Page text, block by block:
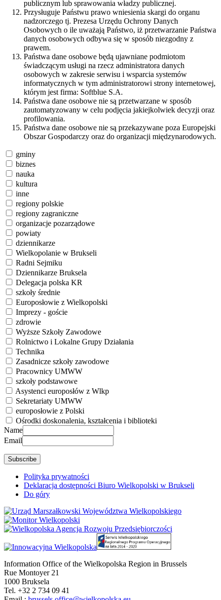
publicznym lub sprawowania władzy publicznej.
Przysługuje Państwu prawo wniesienia skargi do organu
nadzorczego tj. Prezesa Urzędu Ochrony Danych
Osobowych o ile uważają Państwo, iż przetwarzanie Państwa
danych osobowych odbywa się w sposób niezgodny z
prawem.
Państwa dane osobowe będą ujawniane podmiotom
świadczącym usługi na rzecz administratora danych
osobowych w zakresie serwisu i wsparcia systemów
informatycznych w tym administratorowi strony internetowej,
którym jest firma: Softblue S.A.
Państwa dane osobowe nie są przetwarzane w sposób
zautomatyzowany w celu podjęcia jakiejkolwiek decyzji oraz
profilowania.
Państwa dane osobowe nie są przekazywane poza Europejski
Obszar Gospodarczy oraz do organizacji międzynarodowych.
gminy
biznes
nauka
kultura
inne
regiony polskie
regiony zagraniczne
organizacje pozarządowe
powiaty
dziennikarze
Wielkopolanie w Brukseli
Radni Sejmiku
Dziennikarze Bruksela
Delegacja polska KR
szkoły średnie
Europosłowie z Wielkopolski
Imprezy - goście
zdrowie
Wyższe Szkoły Zawodowe
Rolnictwo i Lokalne Grupy Działania
Technika
Zasadnicze szkoły zawodowe
Pracownicy UMWW
szkoły podstawowe
Asystenci europosłów z Wlkp
Sekretariaty UMWW
europosłowie z Polski
Ośrodki doskonalenia, kształcenia i biblioteki
Name
Email
Polityka prywatności
Deklaracja dostępności Biuro Wielkopolski w Brukseli
Do góry
Information Office of the Wielkopolska Region in Brussels
Rue Montoyer 21
1000 Bruksela
Tel. +32 2 734 09 41